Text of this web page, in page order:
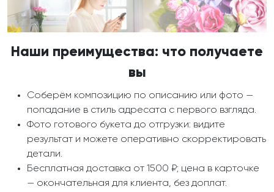
Наши преимущества: что получаете
вы
Соберём композицию по описанию или фото —
попадание в стиль адресата с первого взгляда.
Фото готового букета до отгрузки: видите
результат и можете оперативно скорректировать
детали.
Бесплатная доставка от 1500 ₽; цена в карточке
— окончательная для клиента, без доплат.